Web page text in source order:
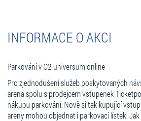
INFORMACE O AKCI
Parkování v O2 universum online
Pro zjednodušení služeb poskytovaných
arena spolu s prodejcem vstupenek
nákupu parkování. Nově si tak kupující
areny mohou objednat i parkovací lístek.